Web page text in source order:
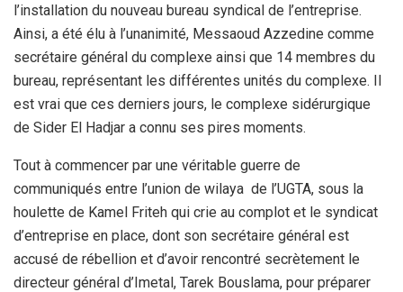
l’installation du nouveau bureau syndical de l’entreprise.
Ainsi, a été élu à l’unanimité, Messaoud Azzedine comme
secrétaire général du complexe ainsi que 14 membres du
bureau, représentant les différentes unités du complexe. Il
est vrai que ces derniers jours, le complexe sidérurgique
de Sider El Hadjar a connu ses pires moments.
Tout à commencer par une véritable guerre de
communiqués entre l’union de wilaya de l’UGTA, sous la
houlette de Kamel Friteh qui crie au complot et le syndicat
d’entreprise en place, dont son secrétaire général est
accusé de rébellion et d’avoir rencontré secrètement le
directeur général d’Imetal, Tarek Bouslama, pour préparer